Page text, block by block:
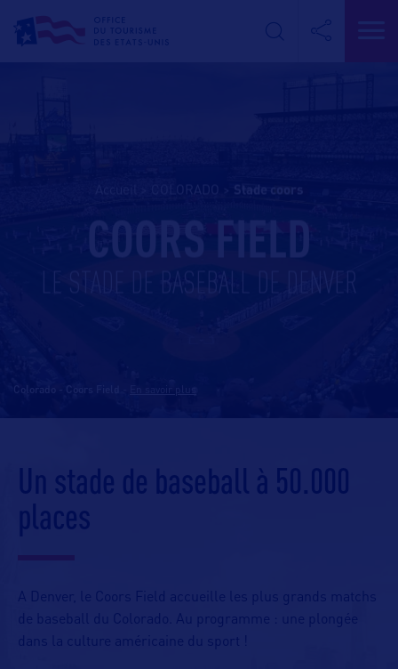
stade coors
COORS FIELD
LE STADE DE BASEBALL DE DENVER
Un stade de baseball à 50.000
A Denver, le Coors Field accueille les plus grands matchs
de baseball du Colorado. Au programme : une plongée
dans la culture américaine du sport !